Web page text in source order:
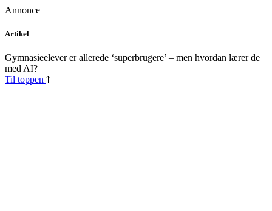
Annonce
Skip
content
Artikel
Gymnasieelever er allerede ‘superbrugere’ – men hvordan lærer de
med AI?
Til toppen